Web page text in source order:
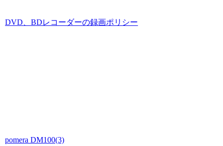
DVD、BDレコーダーの録画ポリシー
pomera DM100(3)